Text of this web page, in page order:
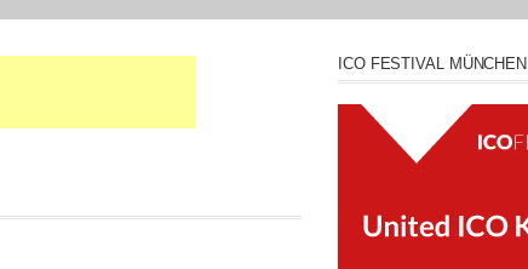
ICO FESTIVAL MÜNCHEN